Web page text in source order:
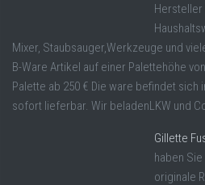
Hersteller
Mixer, Staubsauger,Werkzeuge und
B-Ware Artikel auf einer Palettehöhe
Palette ab 250 € Die ware befindet sich
sofort lieferbar. Wir beladenLKW und
Gillette
haben
originale